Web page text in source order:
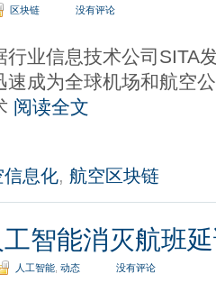
区块链 没有评论
行业信息技术公司SITA
速成为全球机场和航空
阅读全文
信息化, 航空区块链
智能消灭航班
人工智能 动态 没有评论